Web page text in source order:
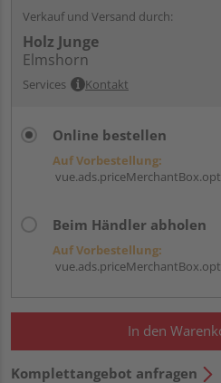
Verkauf und Versand durch:
Holz Junge
Elmshorn
Services Kontakt
Online bestellen
Auf Vorbestellung:
Beim Händler abholen
Auf Vorbestellung:
In den
Komplettangebot anfragen